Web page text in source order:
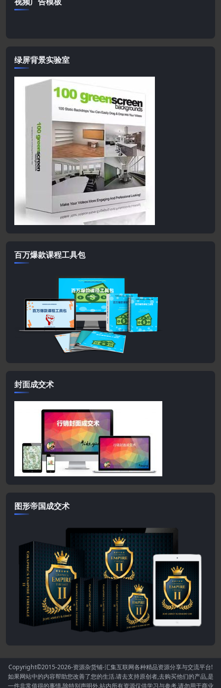
绿屏背景实验室
百万爆款课程工具包
封面成交术
图形帝国成交术
Copyright©2015-2026-资源杂货铺-汇集互联网各种精品资源分享与交流平台!
如果网站中的内容帮助您改善了您的生活.请去支持原创者,去购买他们的产品,是
一件非常值得的事情.除特别声明外,站内所有资源仅供学习与参考,请勿用于商业